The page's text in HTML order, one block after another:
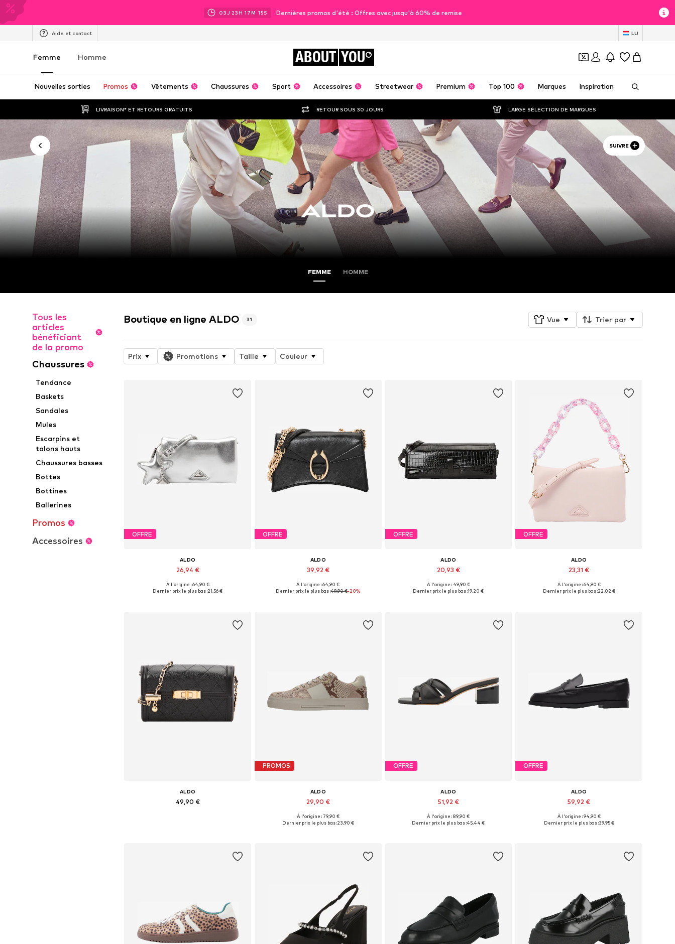
03J 23H 17M 14S Dernières promos d'été : Offres avec jusqu'à 60% de remise
Aide et contact LU
Femme Homme ABOUT YOU
Nouvelles sorties Promos Vêtements Chaussures Sport Accessoires Streetwear Premium Top 100 Marques Inspiration
LIVRAISON* ET RETOURS GRATUITS RETOUR SOUS 30 JOURS LARGE SÉLECTION DE MARQUES
SUIVRE
FEMME HOMME
Tous les
articles
bénéficiant
de la promo
Chaussures
Tendance
Baskets
Sandales
Mules
Escarpins et
talons hauts
Chaussures basses
Bottes
Bottines
Ballerines
Promos
Accessoires
Boutique en ligne ALDO 31 Vue Trier par
Prix Promotions Taille Couleur
OFFRE
ALDO
26,94 €
Tailles disponibles: One Size
À l'origine : 64,90 €
Dernier prix le plus bas :21,56 €
OFFRE
ALDO
39,92 €
Tailles disponibles: One Size
À l'origine : 64,90 €
Dernier prix le plus bas :49,90 €-20%
OFFRE
ALDO
20,93 €
Tailles disponibles: One Size
À l'origine : 49,90 €
Dernier prix le plus bas :19,20 €
OFFRE
ALDO
23,31 €
Tailles disponibles: One Size
À l'origine : 64,90 €
Dernier prix le plus bas :22,02 €
ALDO
49,90 €
PROMOS
ALDO
29,90 €
Tailles disponibles: 38, 39-39,5, 40
À l'origine : 79,90 €
Dernier prix le plus bas :23,90 €
OFFRE
ALDO
51,92 €
Tailles disponibles: 36-36,5, 39-39,5
À l'origine : 89,90 €
Dernier prix le plus bas :45,44 €
OFFRE
ALDO
59,92 €
Tailles disponibles: 37, 39-39,5
À l'origine : 94,90 €
Dernier prix le plus bas :39,95 €